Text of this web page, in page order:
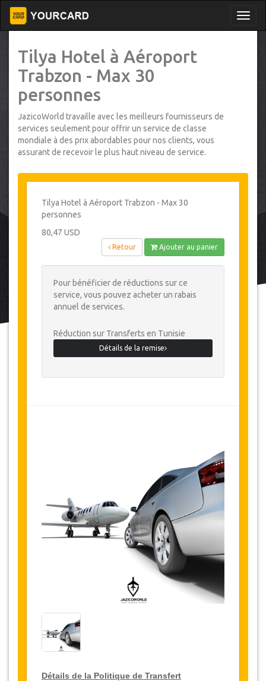
Tilya Hotel à Aéroport
Trabzon - Max 30
personnes
JazicoWorld travaille avec les meilleurs fournisseurs de
services seulement pour offrir un service de classe
mondiale à des prix abordables pour nos clients, vous
assurant de recevoir le plus haut niveau de service.
Tilya Hotel à Aéroport Trabzon - Max 30
personnes
80,47 USD
Retour Ajouter au panier
Pour bénéficier de réductions sur ce
service, vous pouvez acheter un rabais
annuel de services.
Réduction sur Transferts en Tunisie
Détails de la remise
Détails de la Politique de Transfert